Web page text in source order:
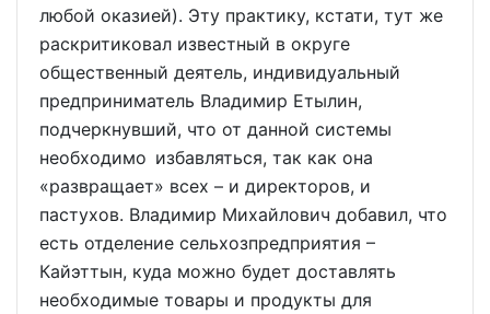
любой оказией). Эту практику, кстати, тут же
раскритиковал известный в округе
общественный деятель, индивидуальный
предприниматель Владимир Етылин,
подчеркнувший, что от данной системы
необходимо избавляться, так как она
«развращает» всех – и директоров, и
пастухов. Владимир Михайлович добавил, что
есть отделение сельхозпредприятия –
Кайэттын, куда можно будет доставлять
необходимые товары и продукты для